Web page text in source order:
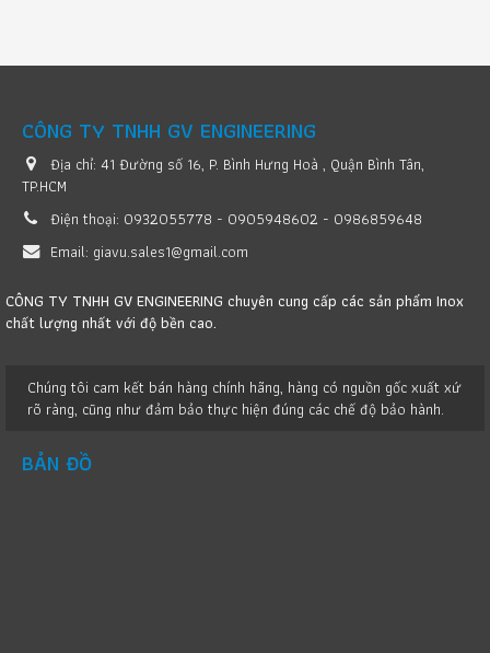
CÔNG TY TNHH GV ENGINEERING
Địa chỉ: 41 Đường số 16, P. Bình Hưng Hoà , Quận Bình Tân,
TP.HCM
Điện thoại: 0932055778 - 0905948602 - 0986859648
Email: giavu.sales1@gmail.com
CÔNG TY TNHH GV ENGINEERING chuyên cung cấp các sản phẩm Inox
chất lượng nhất với độ bền cao.
Chúng tôi cam kết bán hàng chính hãng, hàng có nguồn gốc xuất xứ
rõ ràng, cũng như đảm bảo thực hiện đúng các chế độ bảo hành.
BẢN ĐỒ